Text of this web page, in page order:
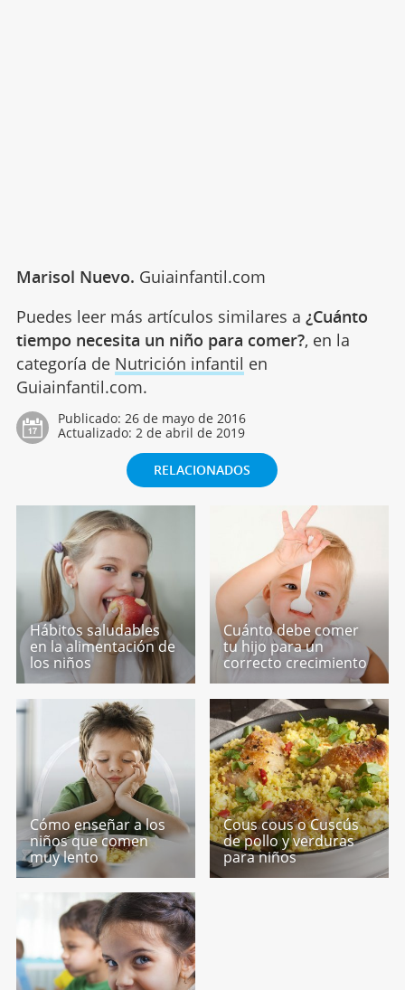
Marisol Nuevo. Guiainfantil.com
Puedes leer más artículos similares a ¿Cuánto
tiempo necesita un niño para comer?, en la
categoría de Nutrición infantil en
Guiainfantil.com.
Publicado: 26 de mayo de 2016
Actualizado: 2 de abril de 2019
RELACIONADOS
Hábitos saludables
en la alimentación de
los niños
Cuánto debe comer
tu hijo para un
correcto crecimiento
Cómo enseñar a los
niños que comen
muy lento
Cous cous o Cuscús
de pollo y verduras
para niños